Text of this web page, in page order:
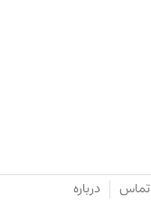
تماس درباره